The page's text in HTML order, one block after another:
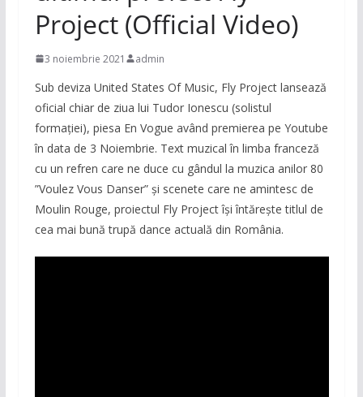
Project (Official Video)
3 noiembrie 2021 admin
Sub deviza United States Of Music, Fly Project lansează
oficial chiar de ziua lui Tudor Ionescu (solistul
formației), piesa En Vogue având premierea pe Youtube
în data de 3 Noiembrie. Text muzical în limba franceză
cu un refren care ne duce cu gândul la muzica anilor 80
”Voulez Vous Danser” și scenete care ne amintesc de
Moulin Rouge, proiectul Fly Project își întărește titlul de
cea mai bună trupă dance actuală din România.